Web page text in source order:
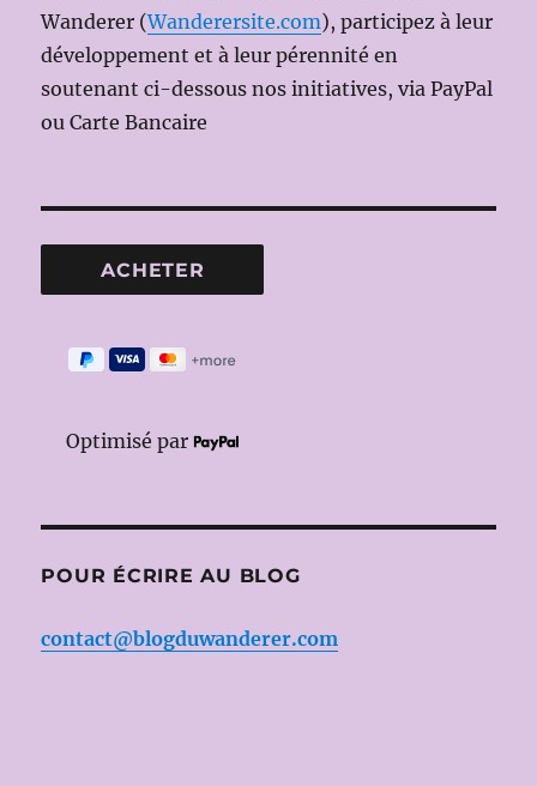
Wanderer (Wanderersite.com), participez à leur
développement et à leur pérennité en
soutenant ci-dessous nos initiatives, via PayPal
ou Carte Bancaire
Optimisé par
POUR ÉCRIRE AU BLOG
contact@blogduwanderer.com